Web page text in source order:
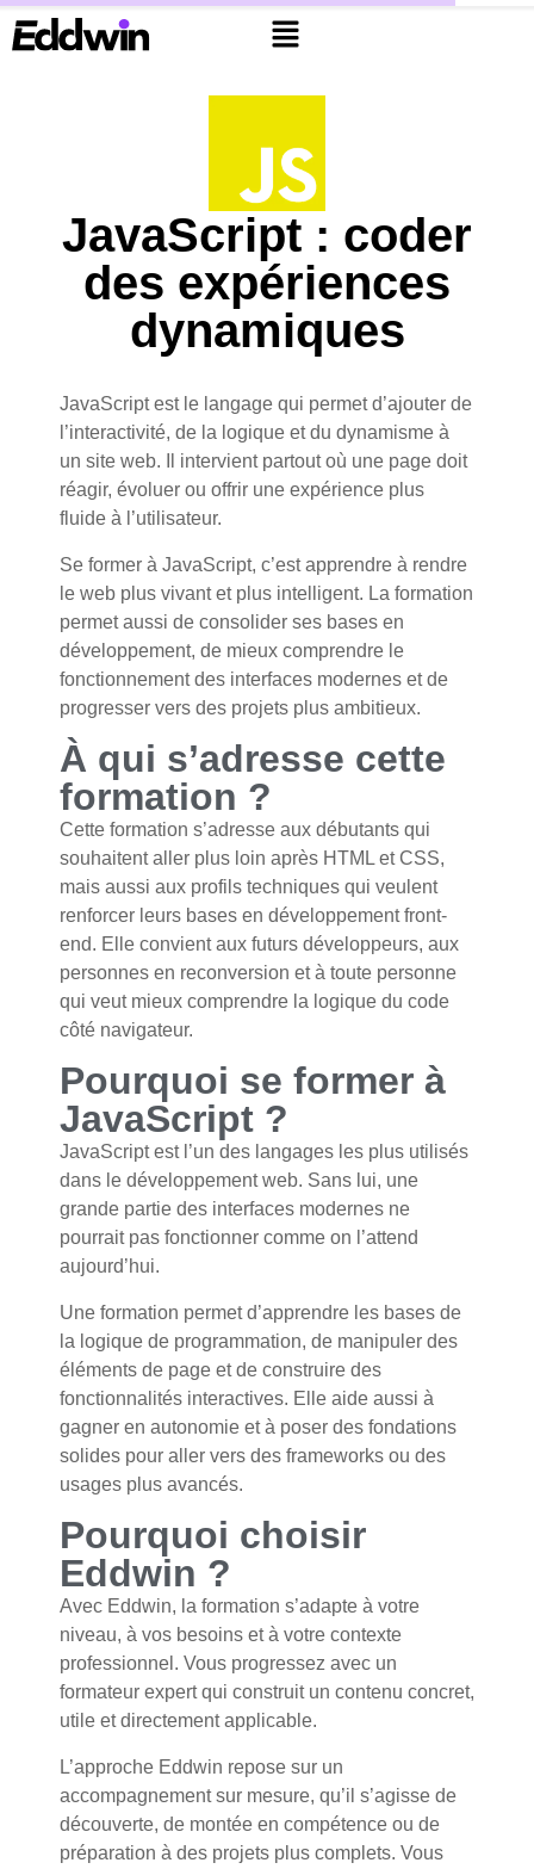
JavaScript : coder
des expériences
dynamiques
JavaScript est le langage qui permet d’ajouter de
l’interactivité, de la logique et du dynamisme à
un site web. Il intervient partout où une page doit
réagir, évoluer ou offrir une expérience plus
fluide à l’utilisateur.
Se former à JavaScript, c’est apprendre à rendre
le web plus vivant et plus intelligent. La formation
permet aussi de consolider ses bases en
développement, de mieux comprendre le
fonctionnement des interfaces modernes et de
progresser vers des projets plus ambitieux.
À qui s’adresse cette
formation ?
Cette formation s’adresse aux débutants qui
souhaitent aller plus loin après HTML et CSS,
mais aussi aux profils techniques qui veulent
renforcer leurs bases en développement front-
end. Elle convient aux futurs développeurs, aux
personnes en reconversion et à toute personne
qui veut mieux comprendre la logique du code
côté navigateur.
Pourquoi se former à
JavaScript ?
JavaScript est l’un des langages les plus utilisés
dans le développement web. Sans lui, une
grande partie des interfaces modernes ne
pourrait pas fonctionner comme on l’attend
aujourd’hui.
Une formation permet d’apprendre les bases de
la logique de programmation, de manipuler des
éléments de page et de construire des
fonctionnalités interactives. Elle aide aussi à
gagner en autonomie et à poser des fondations
solides pour aller vers des frameworks ou des
usages plus avancés.
Pourquoi choisir
Eddwin ?
Avec Eddwin, la formation s’adapte à votre
niveau, à vos besoins et à votre contexte
professionnel. Vous progressez avec un
formateur expert qui construit un contenu concret,
utile et directement applicable.
L’approche Eddwin repose sur un
accompagnement sur mesure, qu’il s’agisse de
découverte, de montée en compétence ou de
préparation à des projets plus complets. Vous